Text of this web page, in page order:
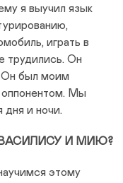
я выучил язык
играть в
трудились. Он
Он был моим
оппонентом. Мы
дня и ночи.
И МИЮ?
этому